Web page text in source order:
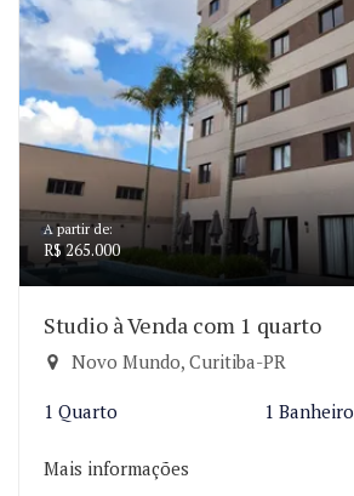
A partir de:
R$ 265.000
Studio à Venda com 1 quarto
Novo Mundo, Curitiba-PR
1 Quarto 1 Banheiro
Mais informações